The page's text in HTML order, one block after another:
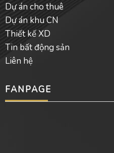
Dự án cho thuê
Dự án khu CN
Thiết kế XD
Tin bất động sản
Liên hệ
FANPAGE